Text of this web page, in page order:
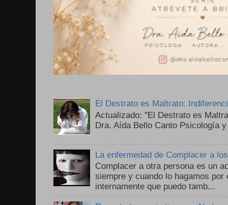
El Destrato es Maltrato:
Actualizado: "El Destrato es
Dra. Aída Bello Canto Psicología
La enfermedad de Complacer a
Complacer a otra persona es un
siempre y cuando lo hagamos por
internamente que puedo tamb...